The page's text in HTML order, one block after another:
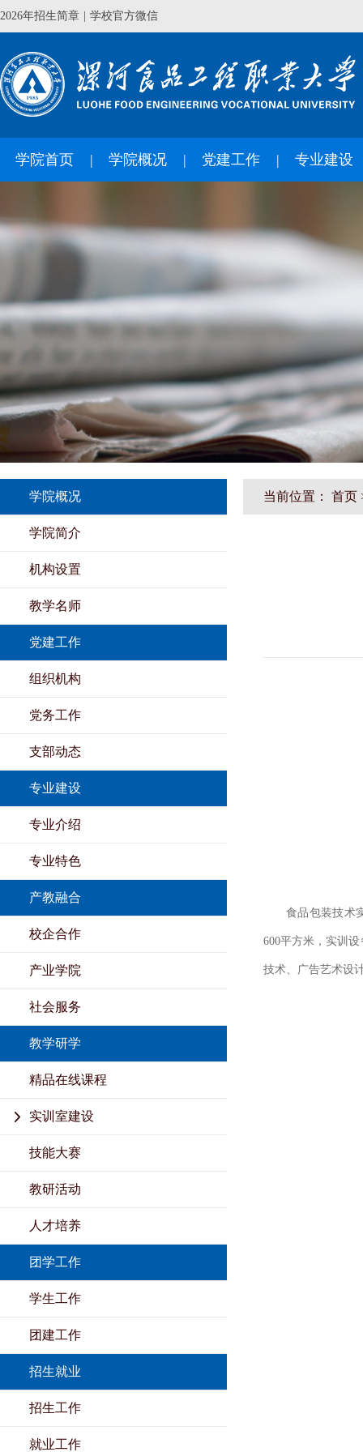
2026年招生简章 学校官方微信
学院首页 学院概况 党建工作 专业建设
学院概况
学院简介
机构设置
教学名师
党建工作
组织机构
党务工作
支部动态
专业建设
专业介绍
专业特色
产教融合
校企合作
产业学院
社会服务
教学研学
精品在线课程
实训室建设
技能大赛
教研活动
人才培养
团学工作
学生工作
团建工作
招生就业
招生工作
就业工作
当前位置： 首页
食品包装技术
600平方米，实训
技术、广告艺术设